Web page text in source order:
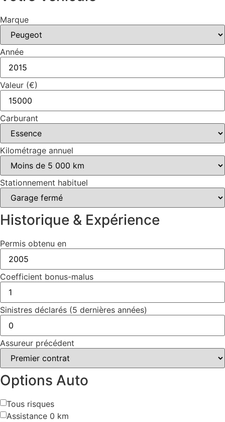
Marque
Année
Valeur (€)
Carburant
Kilométrage annuel
Stationnement habituel
Historique & Expérience
Permis obtenu en
Coefficient bonus-malus
Sinistres déclarés (5 dernières années)
Assureur précédent
Options Auto
Tous risques
Assistance 0 km